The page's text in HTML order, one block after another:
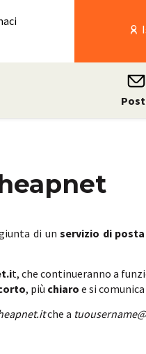
di unservizio di
t, che continueranno a
, più chiaro e si
che a